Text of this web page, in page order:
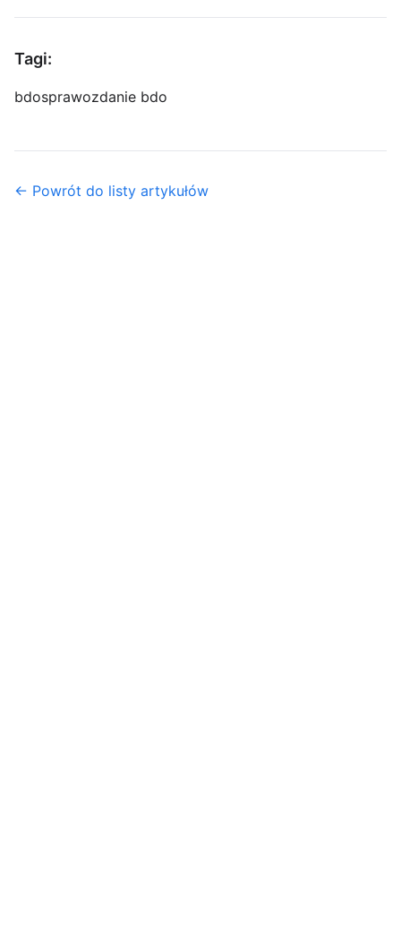
Tagi:
bdosprawozdanie bdo
← Powrót do listy artykułów